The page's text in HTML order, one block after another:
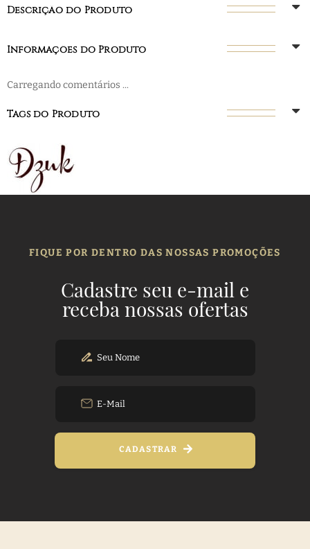
Descrição do Produto
Informações do Produto
Carregando comentários ...
Tags do Produto
FIQUE POR DENTRO DAS NOSSAS PROMOÇÕES
Cadastre seu e-mail e
receba nossas ofertas
CADASTRAR